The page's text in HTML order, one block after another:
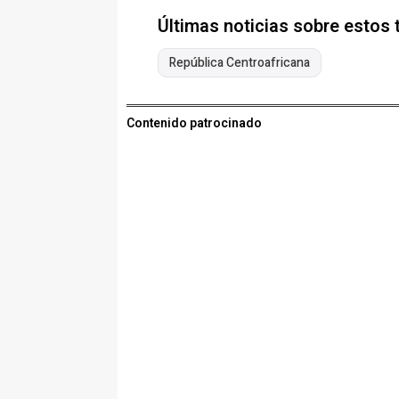
Últimas noticias sobre estos
República Centroafricana
Contenido patrocinado